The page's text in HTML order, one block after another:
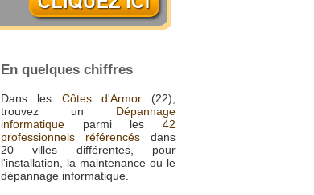
En quelques chiffres
Dans les Côtes d'Armor(22),
trouvez un Dépannage
informatique parmi les 42
professionnels référencés dans
20 villes différentes, pour
l'installation, la maintenance ou le
dépannage informatique.